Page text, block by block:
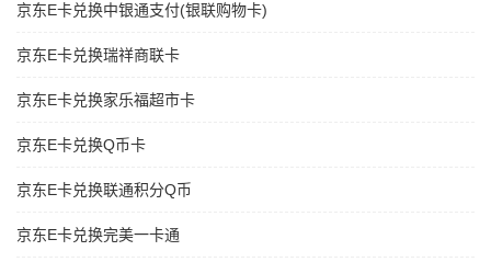
京东E卡兑换中银通支付(银联购物卡)
京东E卡兑换瑞祥商联卡
京东E卡兑换家乐福超市卡
京东E卡兑换Q币卡
京东E卡兑换联通积分Q币
京东E卡兑换完美一卡通